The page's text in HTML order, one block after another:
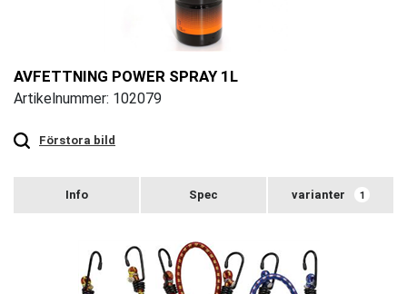
AVFETTNING POWER SPRAY 1L
Artikelnummer: 102079
Förstora bild
zoom
varianter 1